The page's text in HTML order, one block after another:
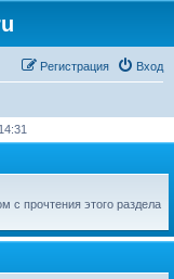
Вход
Регистрация
прочтения этого раздела